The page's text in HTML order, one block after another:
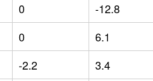
0 -12.8
0 6.1
-2.2 3.4